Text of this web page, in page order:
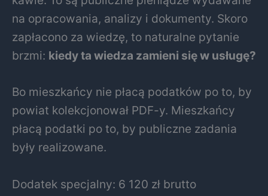
na opracowania, analizy i dokumenty. Skoro
zapłacono za wiedzę, to naturalne pytanie
brzmi: kiedy ta wiedza zamieni się w usługę?
Bo mieszkańcy nie płacą podatków po to, by
powiat kolekcjonował PDF-y. Mieszkańcy
płacą podatki po to, by publiczne zadania
były realizowane.
Dodatek specjalny: 6 120 zł brutto